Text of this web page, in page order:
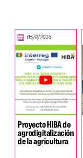
05/8/2026
Proyecto HIBA de
agrodigitalización
de la agricultura